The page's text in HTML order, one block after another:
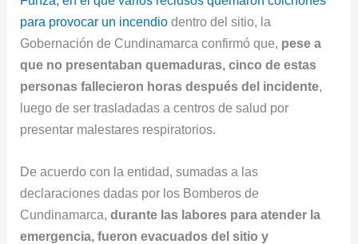
para provocar un incendio dentro del sitio, la
Gobernación de Cundinamarca confirmó que, pese a
que no presentaban quemaduras, cinco de estas
personas fallecieron horas después del incidente,
luego de ser trasladadas a centros de salud por
presentar malestares respiratorios.
De acuerdo con la entidad, sumadas a las
declaraciones dadas por los Bomberos de
Cundinamarca,durante las labores para atender la
emergencia, fueron evacuados del sitio y